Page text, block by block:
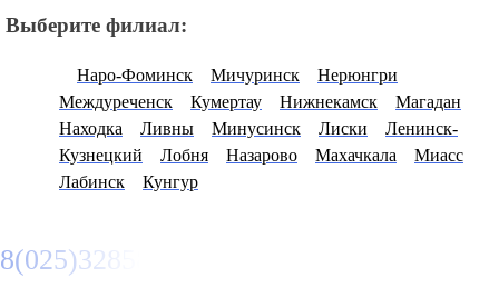
Выберите филиал:
Наро-Фоминск Мичуринск
Нерюнгри
Междуреченск
Кумертау Нижнекамск
Магадан
Находка
Ливны Минусинск Лиски
Ленинск-
Кузнецкий
Лобня Назарово Махачкала
Миасс
Лабинск
Кунгур
8(025)3285807